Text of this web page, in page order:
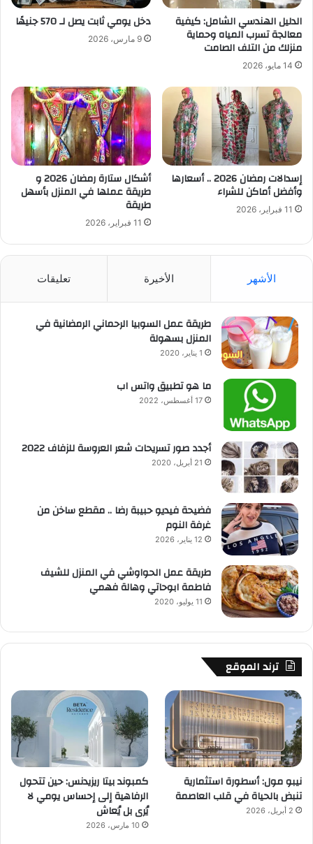
الدليل الهندسي الشامل: كيفية
معالجة تسرب المياه وحماية
منزلك من التلف الصامت
14 مايو، 2026
دخل يومي ثابت يصل لـ 570 جنيهًا
9 مارس، 2026
إسدالات رمضان 2026 .. أسعارها
وأفضل أماكن للشراء
11 فبراير، 2026
أشكال ستارة رمضان 2026 و
طريقة عملها في المنزل بأسهل
طريقة
11 فبراير، 2026
الأشهر الأخيرة تعليقات
طريقة عمل السوبيا الرحماني الرمضانية في
المنزل بسهولة
1 يناير، 2020
ما هو تطبيق واتس اب
17 أغسطس، 2022
أجدد صور تسريحات شعر العروسة للزفاف 2022
21 أبريل، 2020
فضيحة فيديو حبيبة رضا .. مقطع ساخن من
غرفة النوم
12 يناير، 2026
طريقة عمل الحواوشي في المنزل للشيف
فاطمة ابوحاتي وهالة فهمي
11 يوليو، 2020
ترند الموقع
نيبو مول: أسطورة استثمارية
تنبض بالحياة في قلب العاصمة
2 أبريل، 2026
كمبوند بيتا ريزيدنس: حين تتحول
الرفاهية إلى إحساس يومي لا
يُرى بل يُعاش
10 مارس، 2026